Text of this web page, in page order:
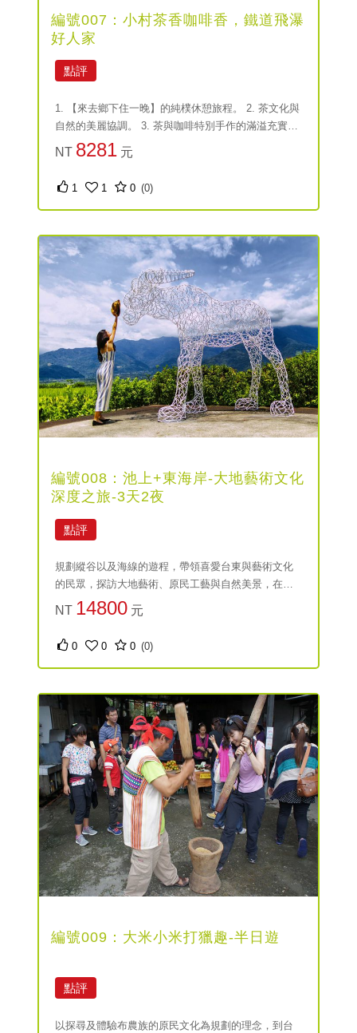
編號007：小村茶香咖啡香，鐵道飛瀑
好人家
點評
1. 【來去鄉下住一晚】的純樸休憩旅程。 2. 茶文化與
自然的美麗協調。 3. 茶與咖啡特別手作的滿溢充實
NT 8281 元
1 1 0 (0)
編號008：池上+東海岸-大地藝術文化
深度之旅-3天2夜
點評
規劃縱谷以及海線的遊程，帶領喜愛台東與藝術文化
的民眾，探訪大地藝術、原民工藝與自然美景，在山
海之間感受大自然所給予的療癒；並且深入在地特色
小店，聆聽地方創生的故事，感受土地的溫度與情
感；台東的美，需要多一點時間來感受，遠離人群，
讓自己好好渡假 。
NT 14800 元
0 0 0 (0)
編號009：大米小米打獵趣-半日遊
點評
以探尋及體驗布農族的原民文化為規劃的理念，到台